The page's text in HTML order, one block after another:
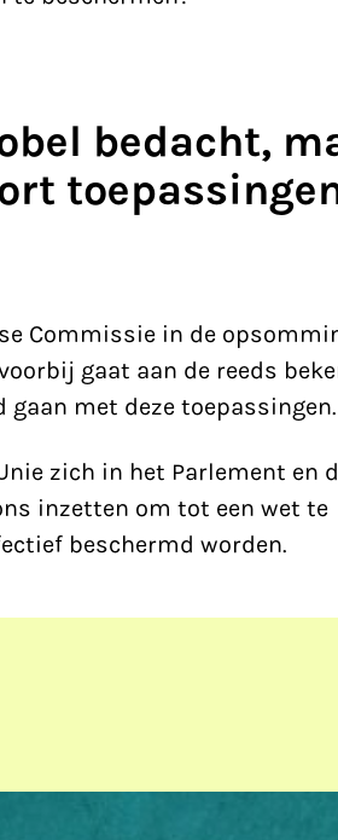
bedacht,
Commissie in de
gaat aan de reeds
gaan met deze toepassingen.
zich in het Parlement en
inzetten om tot een wet te
beschermd worden.